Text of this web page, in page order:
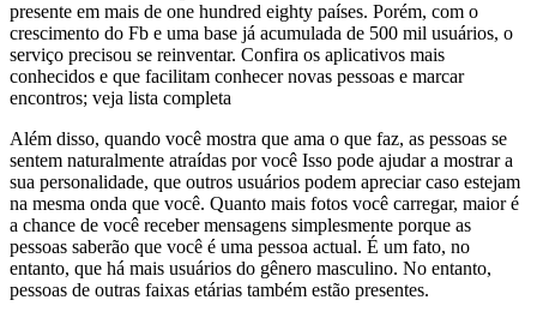
presente em mais de one hundred eighty países. Porém, com o
crescimento do Fb e uma base já acumulada de 500 mil usuários, o
serviço precisou se reinventar. Confira os aplicativos mais
conhecidos e que facilitam conhecer novas pessoas e marcar
encontros; veja lista completa
Além disso, quando você mostra que ama o que faz, as pessoas se
sentem naturalmente atraídas por você Isso pode ajudar a mostrar a
sua personalidade, que outros usuários podem apreciar caso estejam
na mesma onda que você. Quanto mais fotos você carregar, maior é
a chance de você receber mensagens simplesmente porque as
pessoas saberão que você é uma pessoa actual. É um fato, no
entanto, que há mais usuários do gênero masculino. No entanto,
pessoas de outras faixas etárias também estão presentes.